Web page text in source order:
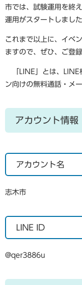
市では、試験運用を終
運用がスタートしました
これまで以上に、イベ
ますので、ぜひ、ご登録
「LINE」とは、LINE
ン向けの無料通話・メ
アカウント情報
アカウント名
志木市
LINE ID
@qer3886u